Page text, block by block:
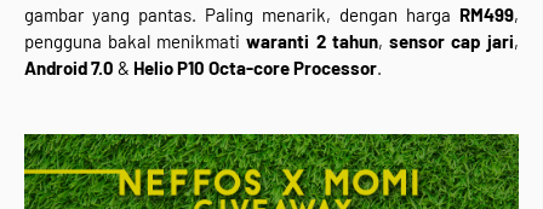
gambar yang pantas. Paling menarik, dengan harga RM499,
pengguna bakal menikmatiwaranti 2 tahun, sensor cap jari,
Android 7.0 & Helio P10 Octa-core Processor.